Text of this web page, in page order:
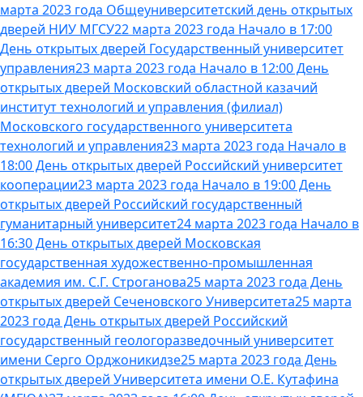
марта 2023 года Общеуниверситетский день открытых
дверей НИУ МГСУ22 марта 2023 года Начало в 17:00
День открытых дверей Государственный университет
управления23 марта 2023 года Начало в 12:00 День
открытых дверей Московский областной казачий
институт технологий и управления (филиал)
Московского государственного университета
технологий и управления23 марта 2023 года Начало в
18:00 День открытых дверей Российский университет
кооперации23 марта 2023 года Начало в 19:00 День
открытых дверей Российский государственный
гуманитарный университет24 марта 2023 года Начало в
16:30 День открытых дверей Московская
государственная художественно-промышленная
академия им. С.Г. Строганова25 марта 2023 года День
открытых дверей Сеченовского Университета25 марта
2023 года День открытых дверей Российский
государственный геологоразведочный университет
имени Серго Орджоникидзе25 марта 2023 года День
открытых дверей Университета имени О.Е. Кутафина